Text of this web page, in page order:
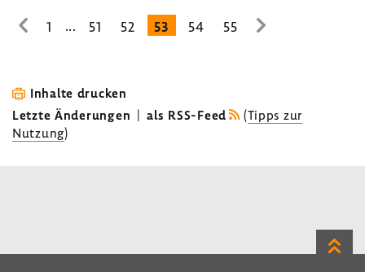
zur
Seite
1 ... 51 52 53 54 55
zur
Inhalte drucken
Letzte Änderungen | als RSS-Feed (Tipps zur
Nutzung)
Zum